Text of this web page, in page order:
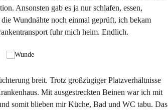
Ansonsten gab es ja nur schlafen, essen,
Wundnähte noch einmal geprüft, ich bekam
fuhr mich heim. Endlich.
breit. Trotz großzügiger Platzverhältnisse
Mit ausgestreckten Beinen war ich mit
somit blieben mir Küche, Bad und WC tabu. Das